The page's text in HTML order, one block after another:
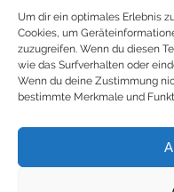
Um dir ein optimales Erlebnis
Cookies, um
zuzugreifen. Wenn du diesen
wie das Surfverhalten oder
Wenn du deine Zustimmung
bestimmte Merkmale und
Qualität.
KONTAKT